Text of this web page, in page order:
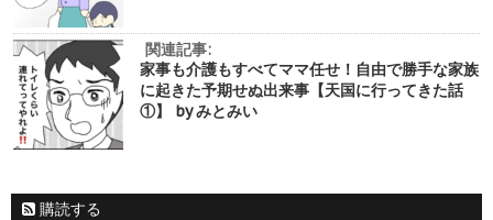
関連記事:
家事も介護もすべてママ任せ！自由で勝手な家族
に起きた予期せぬ出来事【天国に行ってきた話
①】 by みとみい
購読する